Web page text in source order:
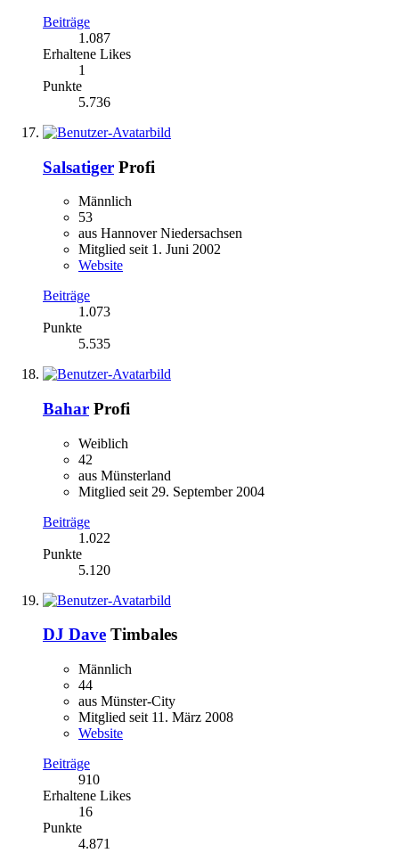
Beiträge
1.087
Erhaltene Likes
1
Punkte
5.736
Salsatiger Profi
Männlich
53
aus Hannover Niedersachsen
Mitglied seit 1. Juni 2002
Website
Beiträge
1.073
Punkte
5.535
Bahar Profi
Weiblich
42
aus Münsterland
Mitglied seit 29. September 2004
Beiträge
1.022
Punkte
5.120
DJ Dave Timbales
Männlich
44
aus Münster-City
Mitglied seit 11. März 2008
Website
Beiträge
910
Erhaltene Likes
16
Punkte
4.871